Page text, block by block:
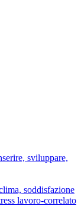
sviluppare,
soddisfazione
lavoro-correlato